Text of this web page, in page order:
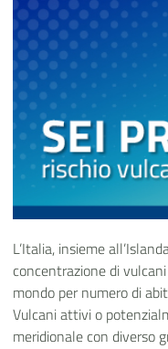
L’Italia, insieme
concentrazione di
mondo per numero di
Vulcani attivi o
meridionale con diverso